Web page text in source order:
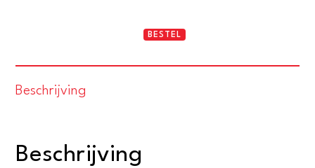
Zwollae
BESTEL
Beschrijving
Beschrijving